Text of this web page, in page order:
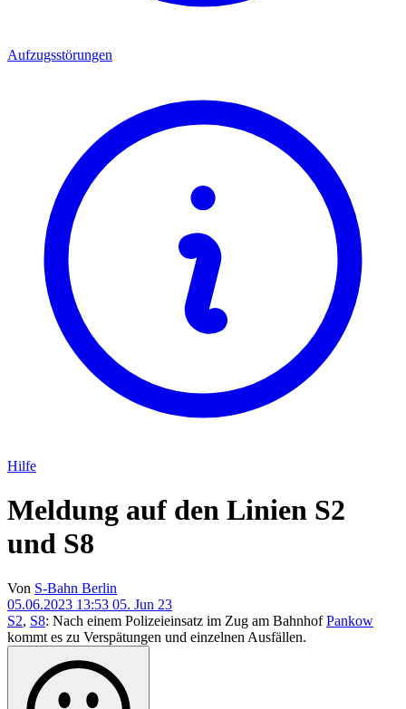
Aufzugsstörungen
Hilfe
Meldung auf den Linien S2
und S8
Von S-Bahn Berlin
05.06.2023 13:53 05. Jun 23
S2, S8: Nach einem Polizeieinsatz im Zug am BahnhofPankow
kommt es zu Verspätungen und einzelnen Ausfällen.